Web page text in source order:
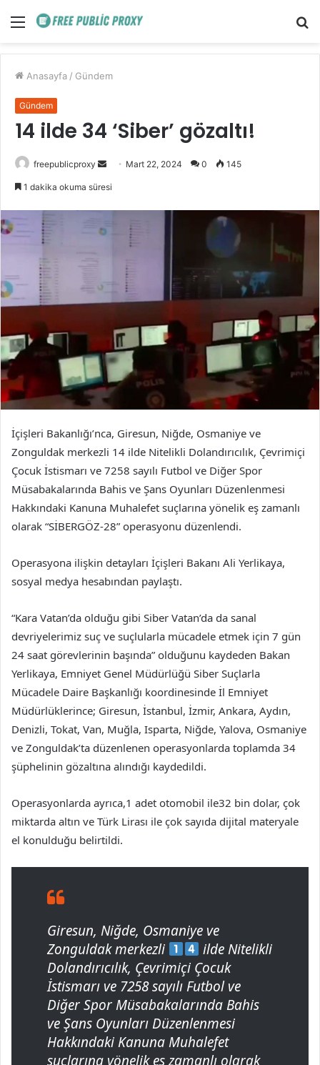
Menü
Anasayfa / Gündem
Gündem
14 ilde 34 ‘Siber’ gözaltı!
freepublicproxy
Bir
Mart 22, 2024 0 145
1 dakika okuma süresi
İçişleri Bakanlığı’nca, Giresun, Niğde, Osmaniye ve
Zonguldak merkezli 14 ilde Nitelikli Dolandırıcılık, Çevrimiçi
Çocuk İstismarı ve 7258 sayılı Futbol ve Diğer Spor
Müsabakalarında Bahis ve Şans Oyunları Düzenlenmesi
Hakkındaki Kanuna Muhalefet suçlarına yönelik eş zamanlı
olarak “SİBERGÖZ-28” operasyonu düzenlendi.
Operasyona ilişkin detayları İçişleri Bakanı Ali Yerlikaya,
sosyal medya hesabından paylaştı.
“Kara Vatan’da olduğu gibi Siber Vatan’da da sanal
devriyelerimiz suç ve suçlularla mücadele etmek için 7 gün
24 saat görevlerinin başında” olduğunu kaydeden Bakan
Yerlikaya, Emniyet Genel Müdürlüğü Siber Suçlarla
Mücadele Daire Başkanlığı koordinesinde İl Emniyet
Müdürlüklerince; Giresun, İstanbul, İzmir, Ankara, Aydın,
Denizli, Tokat, Van, Muğla, Isparta, Niğde, Yalova, Osmaniye
ve Zonguldak’ta düzenlenen operasyonlarda toplamda 34
şüphelinin gözaltına alındığı kaydedildi.
Operasyonlarda ayrıca,1 adet otomobil ile32 bin dolar, çok
miktarda altın ve Türk Lirası ile çok sayıda dijital materyale
el konulduğu belirtildi.
Giresun, Niğde, Osmaniye ve
Zonguldak merkezli
ilde Nitelikli
Dolandırıcılık, Çevrimiçi Çocuk
İstismarı ve 7258 sayılı Futbol ve
Diğer Spor Müsabakalarında Bahis
ve Şans Oyunları Düzenlenmesi
Hakkındaki Kanuna Muhalefet
suçlarına yönelik eş zamanlı olarak